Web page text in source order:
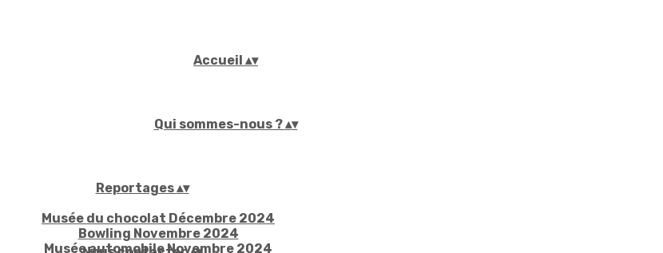
Accueil ▴▾
Qui sommes-nous ?▴▾
Reportages▴▾
Musée du chocolat Décembre 2024
Bowling Novembre 2024
Musée automobile Novembre 2024